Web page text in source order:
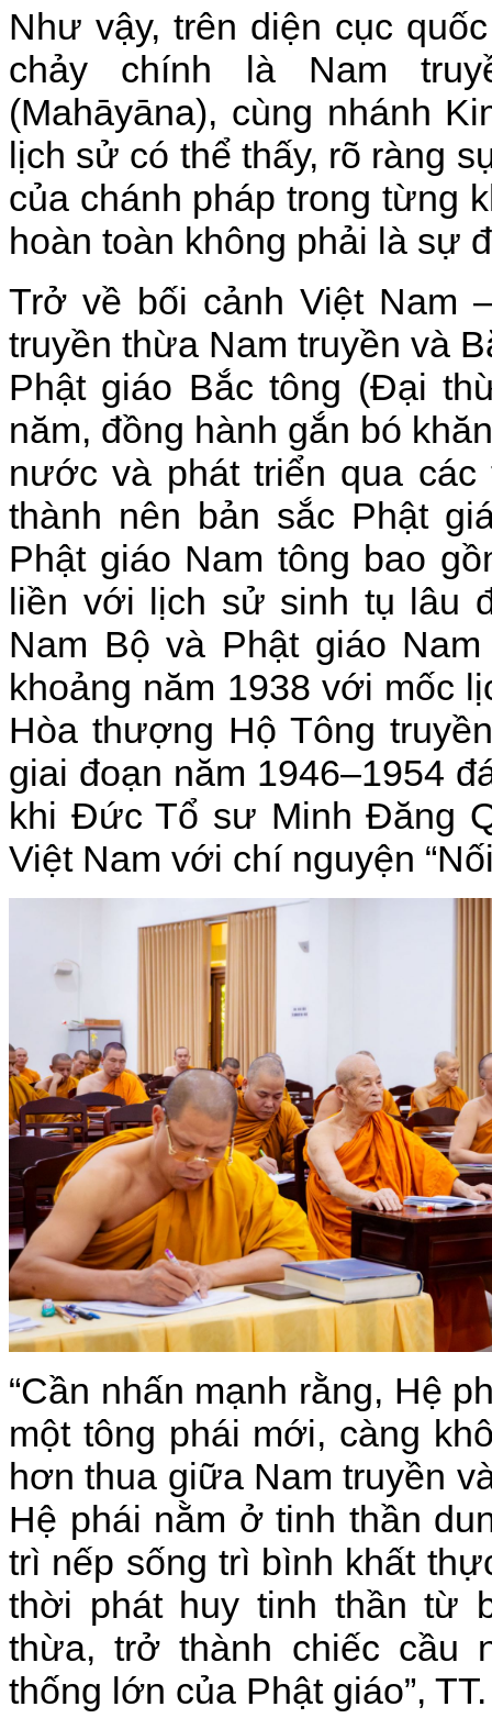
Như vậy, trên diện cục
chảy chính là Nam
(Mahāyāna), cùng nhánh
lịch sử có thể thấy, rõ ràng
của chánh pháp trong từng
hoàn toàn không phải là sự
Trở về bối cảnh Việt Nam
truyền thừa Nam truyền và
Phật giáo Bắc tông (Đại
năm, đồng hành gắn bó
nước và phát triển qua
thành nên bản sắc Phật
Phật giáo Nam tông bao
liền với lịch sử sinh tụ lâu
Nam Bộ và Phật giáo
khoảng năm 1938 với mốc
Hòa thượng Hộ Tông
giai đoạn năm 1946–1954
khi Đức Tổ sư Minh Đăng
Việt Nam với chí nguyện
“Cần nhấn mạnh rằng, Hệ
một tông phái mới, càng
hơn thua giữa Nam truyền
Hệ phái nằm ở tinh thần
trì nếp sống trì bình khất
thời phát huy tinh thần từ
thừa, trở thành chiếc cầu
thống lớn của Phật giáo”,